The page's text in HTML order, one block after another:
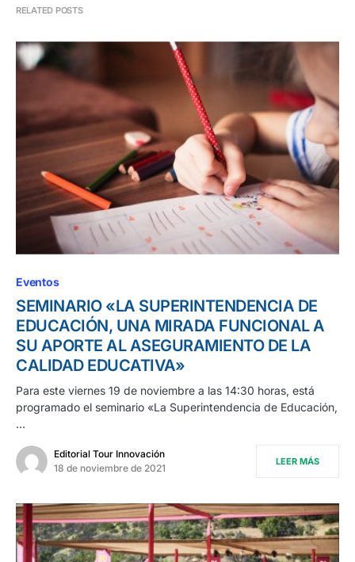
RELATED POSTS
Eventos
SEMINARIO «LA SUPERINTENDENCIA DE
EDUCACIÓN, UNA MIRADA FUNCIONAL A
SU APORTE AL ASEGURAMIENTO DE LA
CALIDAD EDUCATIVA»
Para este viernes 19 de noviembre a las 14:30 horas, está
programado el seminario «La Superintendencia de Educación,
…
Editorial Tour Innovación
18 de noviembre de 2021
LEER MÁS